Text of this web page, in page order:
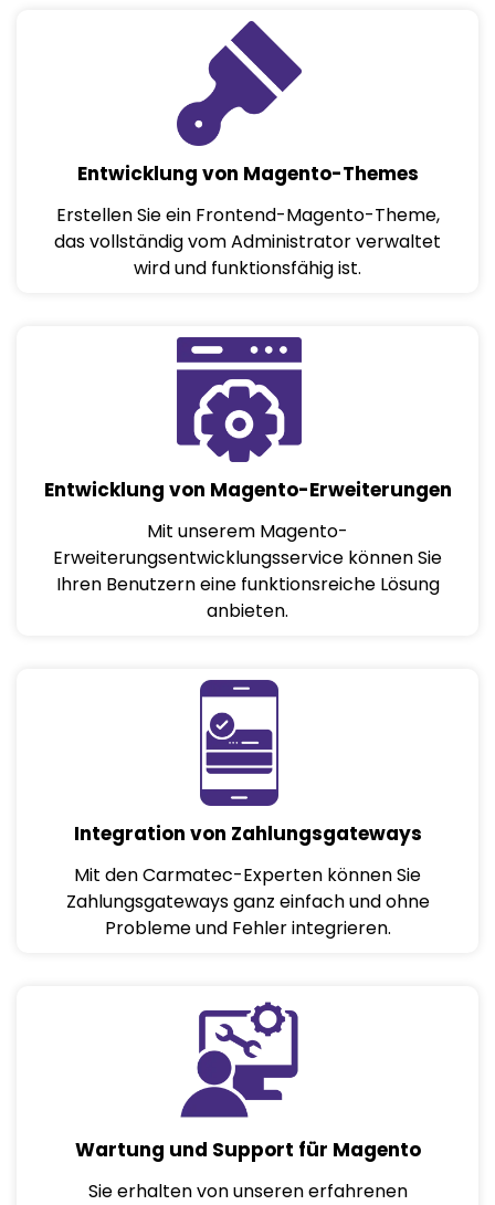
Entwicklung von Magento-Themes
Erstellen Sie ein Frontend-Magento-Theme,
das vollständig vom Administrator verwaltet
wird und funktionsfähig ist.
Entwicklung von Magento-Erweiterungen
Mit unserem Magento-
Erweiterungsentwicklungsservice können Sie
Ihren Benutzern eine funktionsreiche Lösung
anbieten.
Integration von Zahlungsgateways
Mit den Carmatec-Experten können Sie
Zahlungsgateways ganz einfach und ohne
Probleme und Fehler integrieren.
Wartung und Support für Magento
Sie erhalten von unseren erfahrenen